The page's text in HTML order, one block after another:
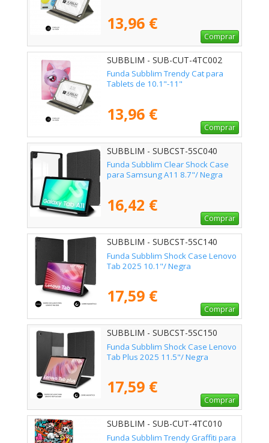
13,96 €
Comprar
SUBBLIM - SUB-CUT-4TC002
Funda Subblim Trendy Cat para
Tablets de 10.1"-11"
13,96 €
Comprar
SUBBLIM - SUBCST-5SC040
Funda Subblim Clear Shock Case
para Samsung A11 8.7"/ Negra
16,42 €
Comprar
SUBBLIM - SUBCST-5SC140
Funda Subblim Shock Case Lenovo
Tab 2025 10.1"/ Negra
17,59 €
Comprar
SUBBLIM - SUBCST-5SC150
Funda Subblim Shock Case Lenovo
Tab Plus 2025 11.5"/ Negra
17,59 €
Comprar
SUBBLIM - SUB-CUT-4TC010
Funda Subblim Trendy Graffiti para